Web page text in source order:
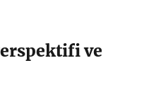
ve